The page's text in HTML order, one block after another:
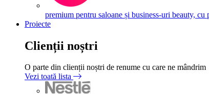
premium pentru saloane și business-uri beauty,
Proiecte
Clienții noștri
O parte din clienții noștri de renume cu care ne mândrim
Vezi toată lista